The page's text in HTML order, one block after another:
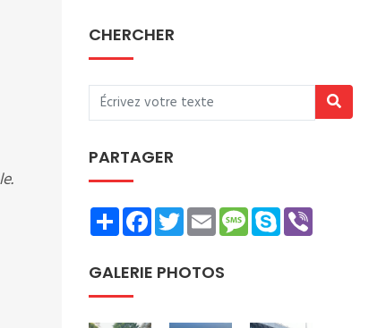
CHERCHER
PARTAGER
ShareFacebookTwitterEmailMessage
Skype
GALERIE PHOTOS